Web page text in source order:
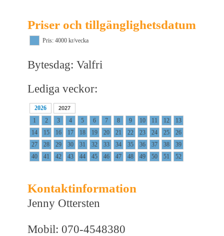
Priser och tillgänglighetsdatum
Pris: 4000 kr/vecka
Bytesdag: Valfri
Lediga veckor:
2026 2027
1 2 3 4 5 6 7 8 9 10 11 12
13
14
15 16 17 18 19 20 21 22 23 24 25
26
27
28 29 30 31 32 33 34 35 36 37 38
39
40
41 42 43 44 45 46 47 48 49 50 51 52
Kontaktinformation
Jenny Ottersten
Mobil: 070-4548380